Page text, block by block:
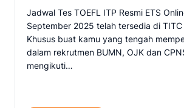
Jadwal Tes TOEFL ITP Resmi ETS
September 2025 telah tersedia di TITC
Khusus buat kamu yang tengah
dalam rekrutmen BUMN, OJK dan
mengikuti…